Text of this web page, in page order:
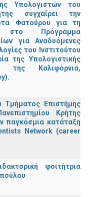
Υπολογιστών του
συγχαίρει την
Φατούρου για τη
στο Πρόγραμμα
για Αναδυόμενες
του Ινστιτούτου
της Υπολογιστικής
της Καλιφόρνια,
Επιστήμης
Κρήτης
παγκόσμια κατάταξη
Network (career
φοιτήτρια